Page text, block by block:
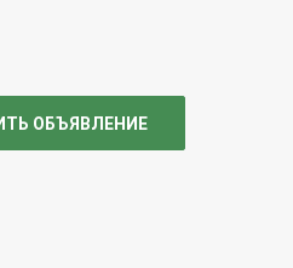
ОБЪЯВЛЕНИЕ